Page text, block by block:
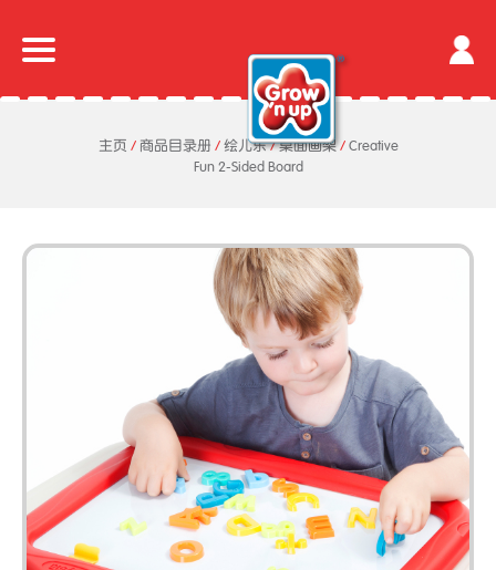
主页 /商品目录册 / 绘儿乐 / 桌面画架 /Creative
Fun 2-Sided Board